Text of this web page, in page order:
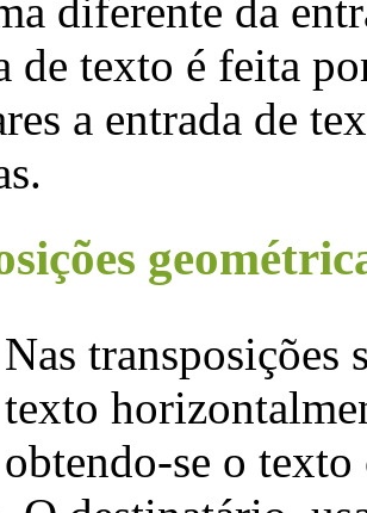
diferente da
de texto é feita
a entrada de
Nas transposições
texto
obtendo-se o